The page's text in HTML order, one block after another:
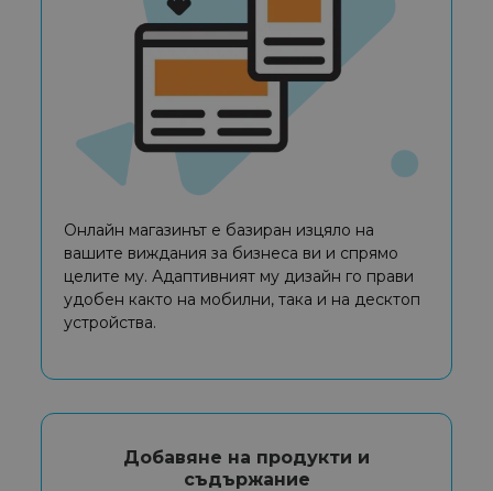
Онлайн магазинът е базиран изцяло на
вашите виждания за бизнеса ви и спрямо
целите му. Адаптивният му дизайн го прави
удобен както на мобилни, така и на десктоп
устройства.
Добавяне на продукти и
съдържание